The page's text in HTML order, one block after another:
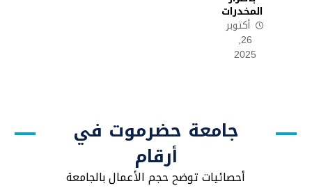
المخدرات
أكتوبر
26,
2025
جامعة حضرموت في
أرقام
أحصائيات توضح حجم الأعمال بالجامعة